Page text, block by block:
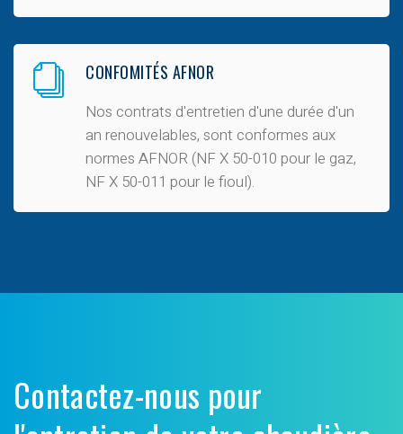
CONFOMITÉS AFNOR
Nos contrats d'entretien d'une durée d'un
an renouvelables, sont conformes aux
normes AFNOR (NF X 50-010 pour le gaz,
NF X 50-011 pour le fioul).
Contactez-nous pour